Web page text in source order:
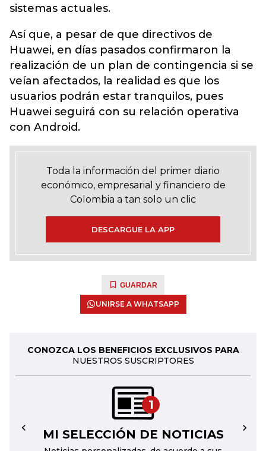
sistemas actuales.
Así que, a pesar de que directivos de
Huawei, en días pasados confirmaron la
realización de un plan de contingencia si se
veían afectados, la realidad es que los
usuarios podrán estar tranquilos, pues
Huawei seguirá con su relación operativa
con Android.
Toda la información del primer diario
económico, empresarial y financiero de
Colombia a tan solo un clic
DESCARGUE LA APP
GUARDAR
UNIRSE A WHATSAPP
CONOZCA LOS BENEFICIOS EXCLUSIVOS PARA
NUESTROS SUSCRIPTORES
1
MI SELECCIÓN DE NOTICIAS
← →